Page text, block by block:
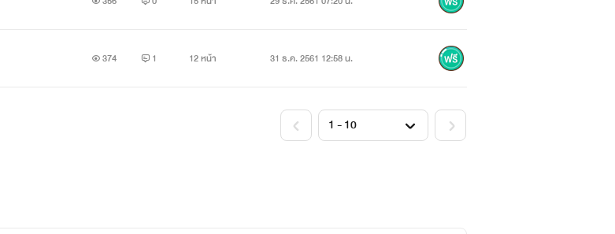
374 1 12 หน้า 31 ธ.ค. 2561 12:58 น.